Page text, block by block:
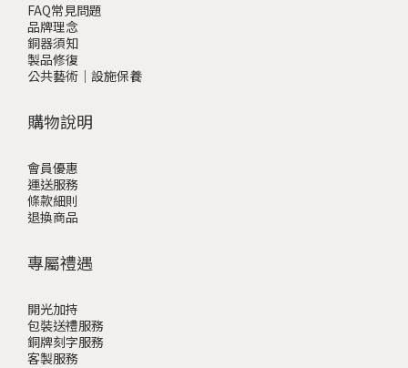
FAQ常見問題
品牌理念
銅器須知
製品修復
公共藝術｜設施保養
購物說明
會員優惠
運送服務
條款細則
退換商品
專屬禮遇
開光加持
包裝送禮服務
銅牌刻字服務
客製服務